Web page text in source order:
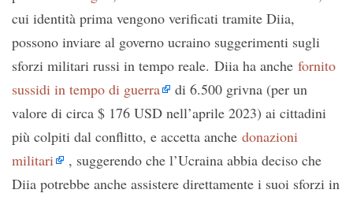
cui identità prima vengono verificati tramite Diia,
possono inviare al governo ucraino suggerimenti sugli
sforzi militari russi in tempo reale. Diia ha anche fornito
sussidi in tempo di guerra
di 6.500 grivna (per un
valore di circa $ 176 USD nell’aprile 2023) ai cittadini
più colpiti dal conflitto, e accetta anche donazioni
militari
, suggerendo che l’Ucraina abbia deciso che
Diia potrebbe anche assistere direttamente i suoi sforzi in